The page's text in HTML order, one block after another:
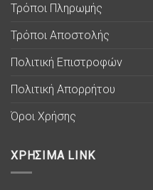
Τρόποι Πληρωμής
Τρόποι Αποστολής
Πολιτική Επιστροφών
Πολιτική Απορρήτου
Όροι Χρήσης
ΧΡΗΣΙΜΑ LINK